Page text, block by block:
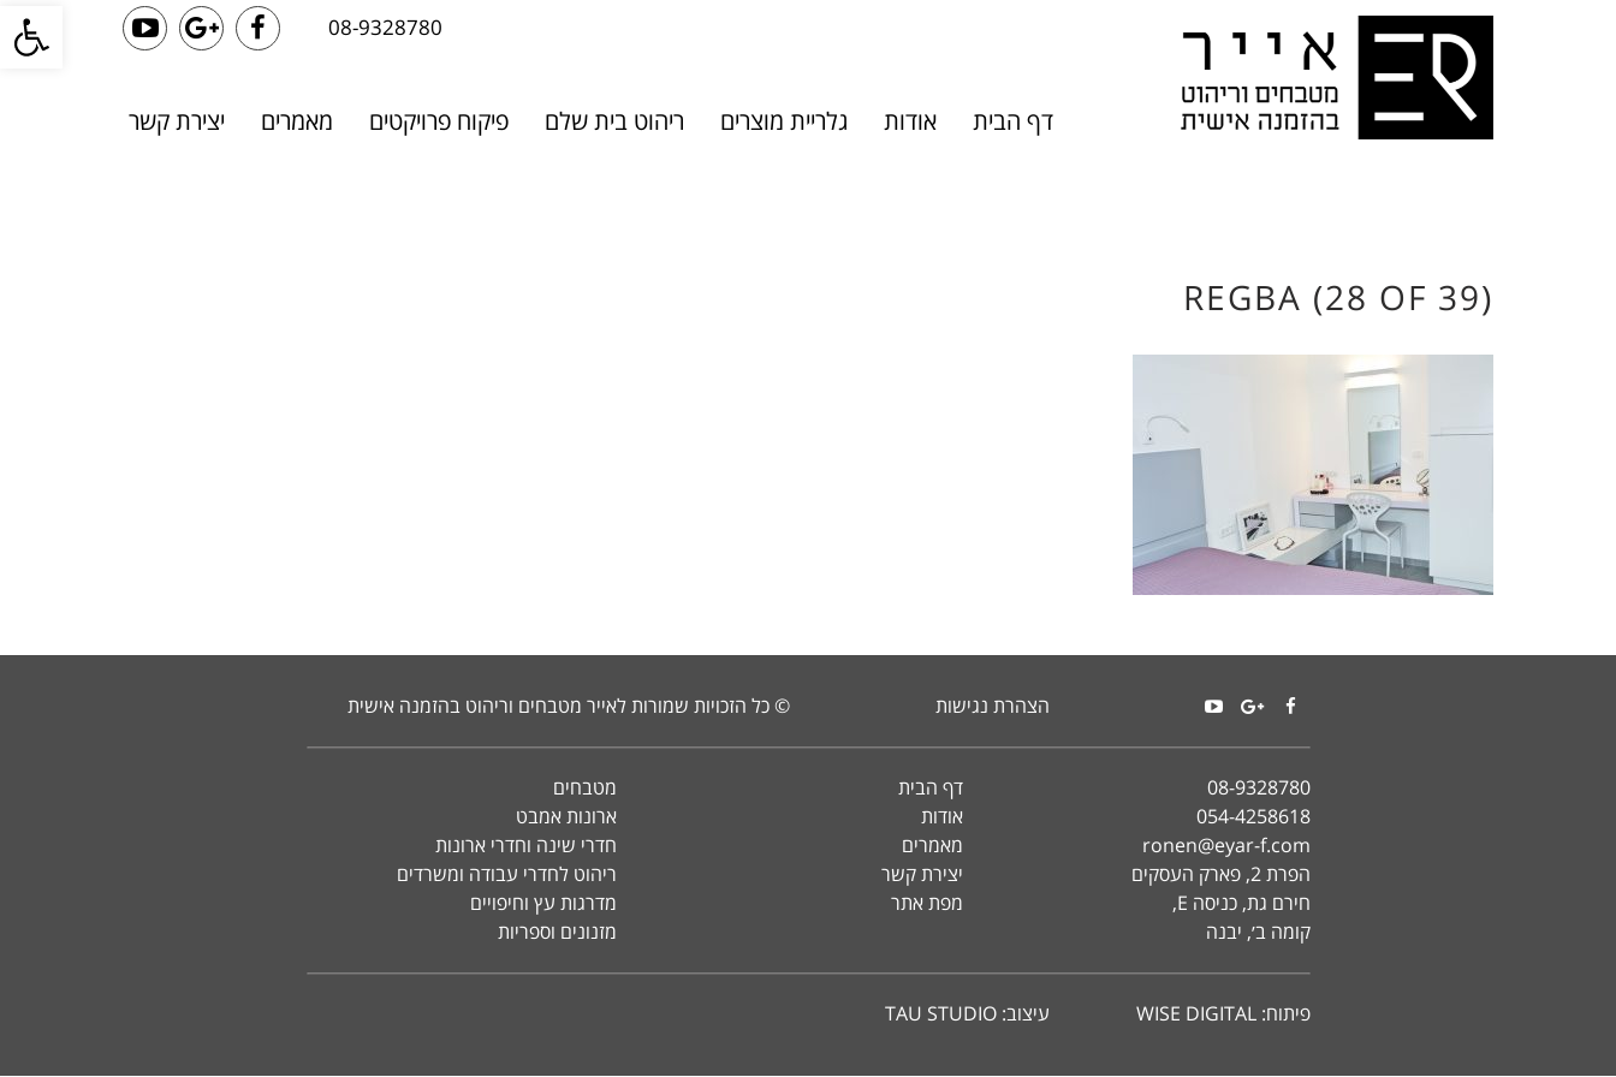
פתח 08-9328780
Facebook
Google+
YouTube
דף הבית אודות גלריית מוצרים ריהוט בית שלם פיקוח פרויקטים מאמרים יצירת קשר
REGBA (28 OF 39)
הצהרת נגישות © כל הזכויות שמורות לאייר מטבחים וריהוט בהזמנה אישית
08-9328780
054-4258618
ronen@eyar-f.com
הפרת 2, פארק העסקים
חירם גת, כניסה E,
קומה ב׳, יבנה
דף הבית
אודות
מאמרים
יצירת קשר
מפת אתר
מטבחים
ארונות אמבט
חדרי שינה וחדרי ארונות
ריהוט לחדרי עבודה ומשרדים
מדרגות עץ וחיפויים
מזנונים וספריות
פיתוח:WISE DIGITAL עיצוב: TAU STUDIO